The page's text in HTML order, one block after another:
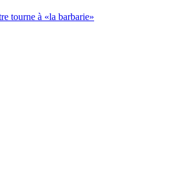
tourne à «la barbarie»